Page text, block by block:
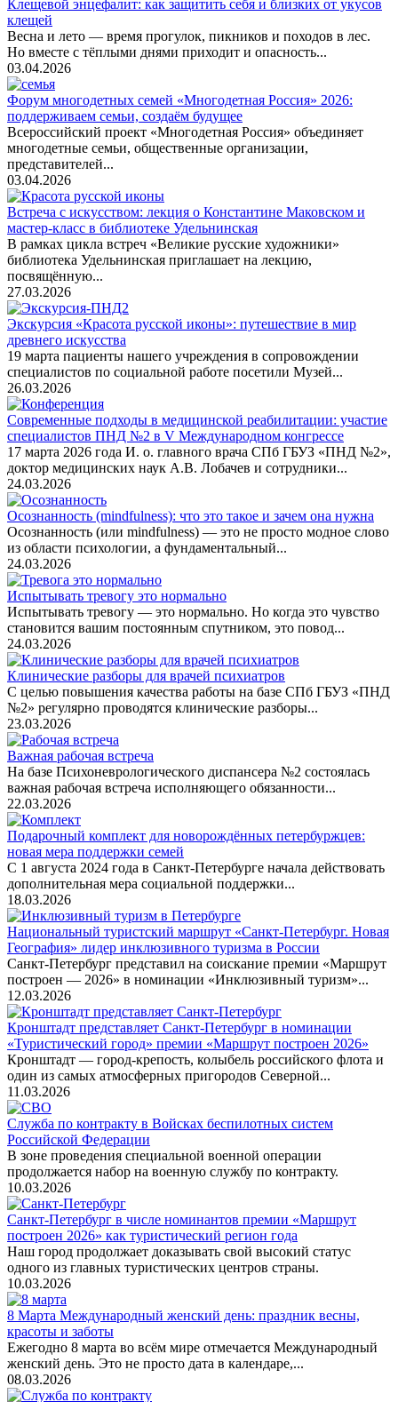
Клещевой энцефалит: как защитить себя и близких от укусов
клещей
Весна и лето — время прогулок, пикников и походов в лес.
Но вместе с тёплыми днями приходит и опасность...
03.04.2026
Форум многодетных семей «Многодетная Россия» 2026:
поддерживаем семьи, создаём будущее
Всероссийский проект «Многодетная Россия» объединяет
многодетные семьи, общественные организации,
представителей...
03.04.2026
Встреча с искусством: лекция о Константине Маковском и
мастер-класс в библиотеке Удельнинская
В рамках цикла встреч «Великие русские художники»
библиотека Удельнинская приглашает на лекцию,
посвящённую...
27.03.2026
Экскурсия «Красота русской иконы»: путешествие в мир
древнего искусства
19 марта пациенты нашего учреждения в сопровождении
специалистов по социальной работе посетили Музей...
26.03.2026
Современные подходы в медицинской реабилитации: участие
специалистов ПНД №2 в V Международном конгрессе
17 марта 2026 года И. о. главного врача СПб ГБУЗ «ПНД №2»,
доктор медицинских наук А.В. Лобачев и сотрудники...
24.03.2026
Осознанность (mindfulness): что это такое и зачем она нужна
Осознанность (или mindfulness) — это не просто модное слово
из области психологии, а фундаментальный...
24.03.2026
Испытывать тревогу это нормально
Испытывать тревогу — это нормально. Но когда это чувство
становится вашим постоянным спутником, это повод...
24.03.2026
Клинические разборы для врачей психиатров
С целью повышения качества работы на базе СПб ГБУЗ «ПНД
№2» регулярно проводятся клинические разборы...
23.03.2026
Важная рабочая встреча
На базе Психоневрологического диспансера №2 состоялась
важная рабочая встреча исполняющего обязанности...
22.03.2026
Подарочный комплект для новорождённых петербуржцев:
новая мера поддержки семей
С 1 августа 2024 года в Санкт-Петербурге начала действовать
дополнительная мера социальной поддержки...
18.03.2026
Национальный туристский маршрут «Санкт-Петербург. Новая
География» лидер инклюзивного туризма в России
Санкт-Петербург представил на соискание премии «Маршрут
построен — 2026» в номинации «Инклюзивный туризм»...
12.03.2026
Кронштадт представляет Санкт-Петербург в номинации
«Туристический город» премии «Маршрут построен 2026»
Кронштадт — город-крепость, колыбель российского флота и
один из самых атмосферных пригородов Северной...
11.03.2026
Служба по контракту в Войсках беспилотных систем
Российской Федерации
В зоне проведения специальной военной операции
продолжается набор на военную службу по контракту.
10.03.2026
Санкт-Петербург в числе номинантов премии «Маршрут
построен 2026» как туристический регион года
Наш город продолжает доказывать свой высокий статус
одного из главных туристических центров страны.
10.03.2026
8 Марта Международный женский день: праздник весны,
красоты и заботы
Ежегодно 8 марта во всём мире отмечается Международный
женский день. Это не просто дата в календаре,...
08.03.2026